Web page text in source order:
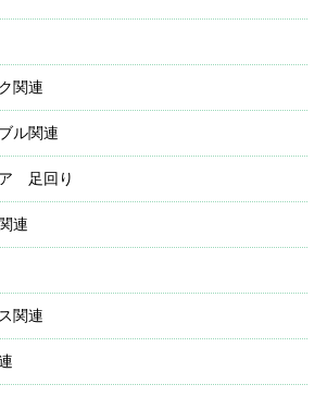
関連
ル関連
足回り
連
関連